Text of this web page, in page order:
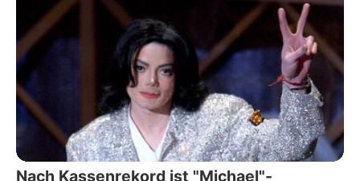
Nach Kassenrekord ist "Michael"-